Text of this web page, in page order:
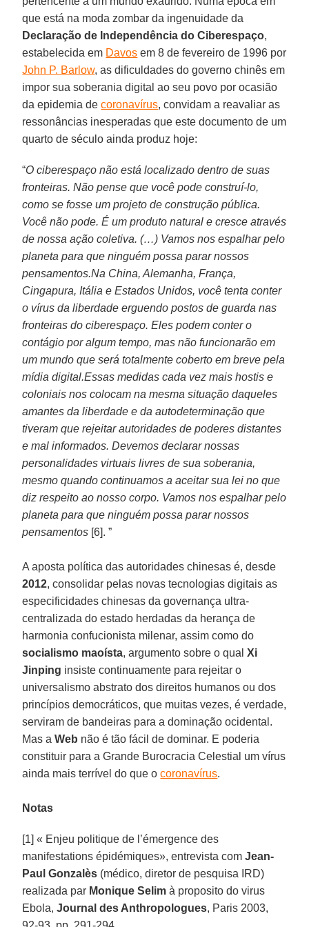
que está na moda zombar da ingenuidade da
Declaração de Independência do Ciberespaço,
estabelecida em Davos em 8 de fevereiro de 1996 por
John P. Barlow, as dificuldades do governo chinês em
impor sua soberania digital ao seu povo por ocasião
da epidemia decoronavírus, convidam a reavaliar as
ressonâncias inesperadas que este documento de um
quarto de século ainda produz hoje:
“O ciberespaço não está localizado dentro de suas
fronteiras. Não pense que você pode construí-lo,
como se fosse um projeto de construção pública.
Você não pode. É um produto natural e cresce através
de nossa ação coletiva. (…) Vamos nos espalhar pelo
planeta para que ninguém possa parar nossos
pensamentos.Na China, Alemanha, França,
Cingapura, Itália e Estados Unidos, você tenta conter
o vírus da liberdade erguendo postos de guarda nas
fronteiras do ciberespaço. Eles podem conter o
contágio por algum tempo, mas não funcionarão em
um mundo que será totalmente coberto em breve pela
mídia digital.Essas medidas cada vez mais hostis e
coloniais nos colocam na mesma situação daqueles
amantes da liberdade e da autodeterminação que
tiveram que rejeitar autoridades de poderes distantes
e mal informados. Devemos declarar nossas
personalidades virtuais livres de sua soberania,
mesmo quando continuamos a aceitar sua lei no que
diz respeito ao nosso corpo. Vamos nos espalhar pelo
planeta para que ninguém possa parar nossos
pensamentos [6]. ”
A aposta política das autoridades chinesas é, desde
2012, consolidar pelas novas tecnologias digitais as
especificidades chinesas da governança ultra-
centralizada do estado herdadas da herança de
harmonia confucionista milenar, assim como do
socialismo maoísta, argumento sobre o qualXi
Jinping insiste continuamente para rejeitar o
universalismo abstrato dos direitos humanos ou dos
princípios democráticos, que muitas vezes, é verdade,
serviram de bandeiras para a dominação ocidental.
Mas aWeb não é tão fácil de dominar. E poderia
constituir para a Grande Burocracia Celestial um vírus
ainda mais terrível do que ocoronavírus.
Notas
[1] « Enjeu politique de l’émergence des
manifestations épidémiques», entrevista comJean-
Paul Gonzalès (médico, diretor de pesquisa IRD)
realizada par Monique Selim à proposito do virus
Ebola,Journal des Anthropologues, Paris 2003,